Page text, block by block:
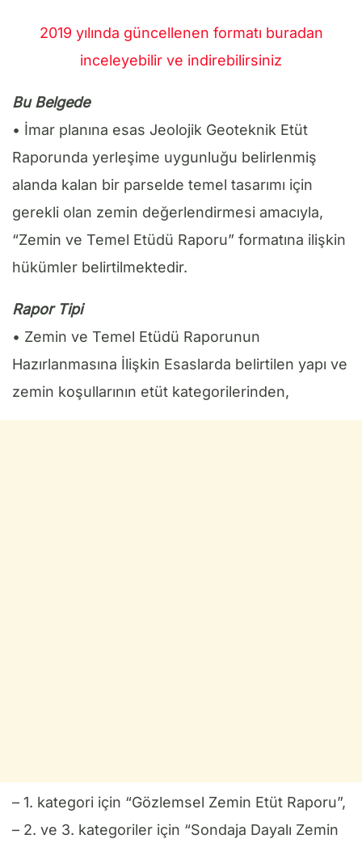
2019 yılında güncellenen formatı buradan
inceleyebilir ve indirebilirsiniz
Bu Belgede
• İmar planına esas Jeolojik Geoteknik Etüt
Raporunda yerleşime uygunluğu belirlenmiş
alanda kalan bir parselde temel tasarımı için
gerekli olan zemin değerlendirmesi amacıyla,
“Zemin ve Temel Etüdü Raporu” formatına ilişkin
hükümler belirtilmektedir.
Rapor Tipi
• Zemin ve Temel Etüdü Raporunun
Hazırlanmasına İlişkin Esaslarda belirtilen yapı ve
zemin koşullarının etüt kategorilerinden,
– 1. kategori için “Gözlemsel Zemin Etüt Raporu”,
– 2. ve 3. kategoriler için “Sondaja Dayalı Zemin